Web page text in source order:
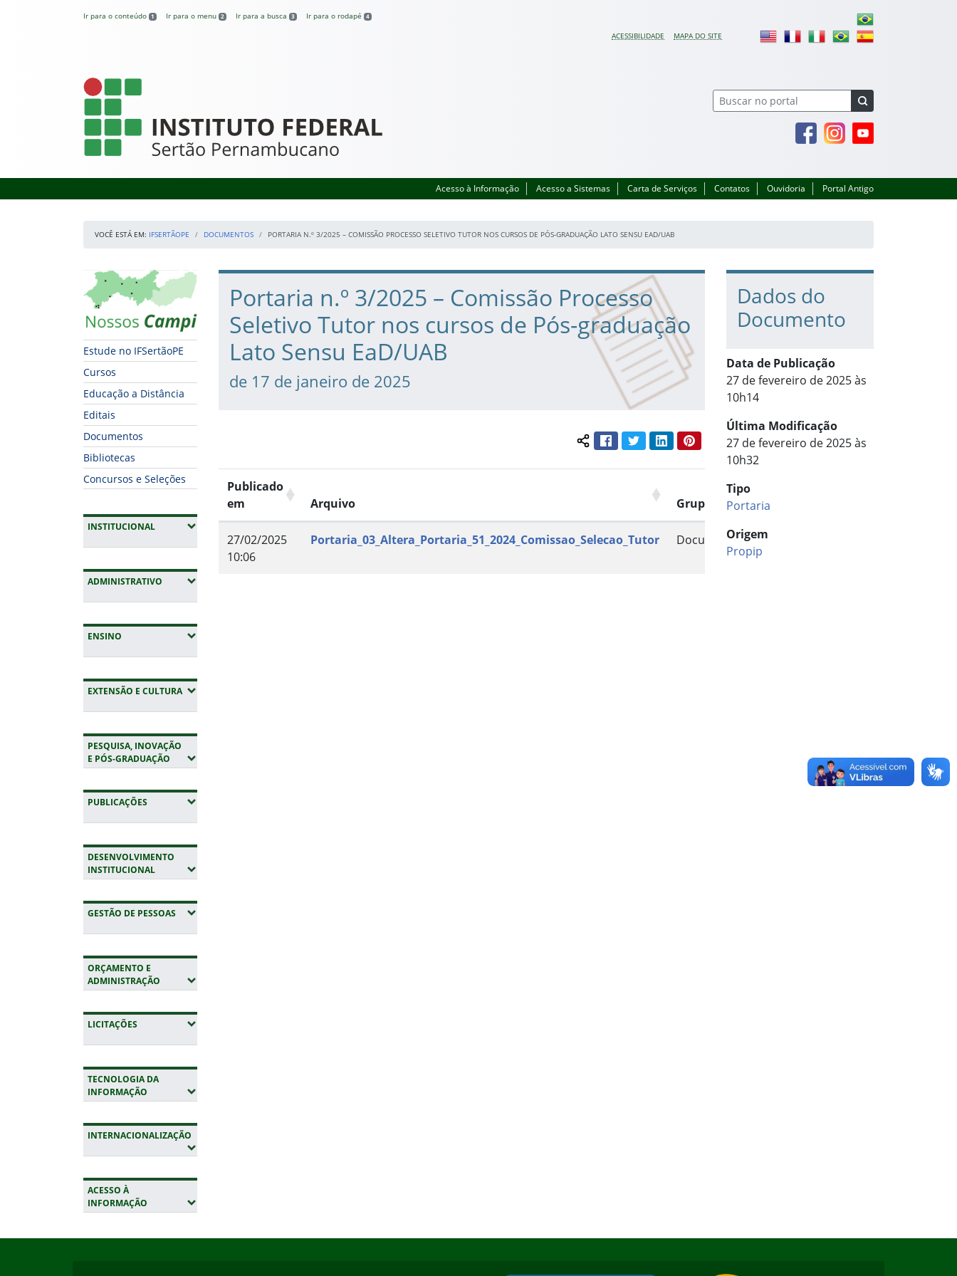
Ir para o conteúdo 1 Ir para o menu 2 Ir para a busca 3 Ir para o rodapé 4
ACESSIBILIDADE MAPA DO SITE
IFSertãoPE
FacebookInstagramYoutube
Acesso à Informação Acesso a Sistemas Carta de Serviços Contatos Ouvidoria Portal Antigo
VOCÊ ESTÁ EM: IFSERTÃOPE DOCUMENTOS PORTARIA N.º 3/2025 – COMISSÃO PROCESSO SELETIVO TUTOR NOS CURSOS DE PÓS-GRADUAÇÃO LATO SENSU EAD/UAB
Início da navegação
Mapa Campi
Estude no IFSertãoPE
Cursos
Educação a Distância
Editais
Documentos
Bibliotecas
Concursos e Seleções
INSTITUCIONAL(EXPANDIR SUBMENUS)
ADMINISTRATIVO (EXPANDIR SUBMENUS)
ENSINO (EXPANDIR SUBMENUS)
EXTENSÃO E CULTURA(EXPANDIR SUBMENUS)
PESQUISA, INOVAÇÃO
E PÓS-GRADUAÇÃO (EXPANDIR SUBMENUS)
PUBLICAÇÕES (EXPANDIR SUBMENUS)
DESENVOLVIMENTO
INSTITUCIONAL(EXPANDIR SUBMENUS)
GESTÃO DE PESSOAS (EXPANDIR SUBMENUS)
ORÇAMENTO E
ADMINISTRAÇÃO (EXPANDIR SUBMENUS)
LICITAÇÕES (EXPANDIR SUBMENUS)
TECNOLOGIA DA
INFORMAÇÃO (EXPANDIR SUBMENUS)
INTERNACIONALIZAÇÃO
ACESSO À
INFORMAÇÃO (EXPANDIR SUBMENUS)
Início do conteúdo
Portaria n.º 3/2025 – Comissão Processo
Seletivo Tutor nos cursos de Pós-graduação
Lato Sensu EaD/UAB
de 17 de janeiro de 2025
Compartilhar conteúdo:
FacebookTwitterLinkedInPinterest
Publicado
em
Arquivo Grupo
27/02/2025
10:06
Portaria_03_Altera_Portaria_51_2024_Comissao_Selecao_Tutor Documento
Dados do
Documento
Data de Publicação
27 de fevereiro de 2025 às
10h14
Última Modificação
27 de fevereiro de 2025 às
10h32
Tipo
Portaria
Origem
Propip